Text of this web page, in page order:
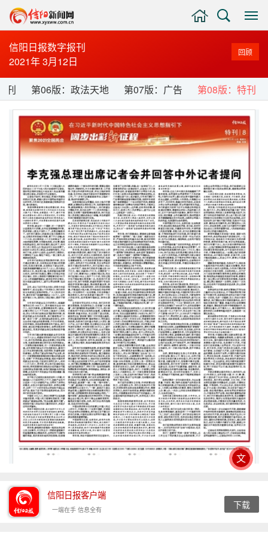
显
示
与
隐
侧
边
栏
搜
索
主
页
信阳日报数字报刊
2021年 3月12日
回顾
刊 第06版：政法天地 第07版：广告 第08版：特刊
信阳日报客户端
一端在手 信息全有 下载
文